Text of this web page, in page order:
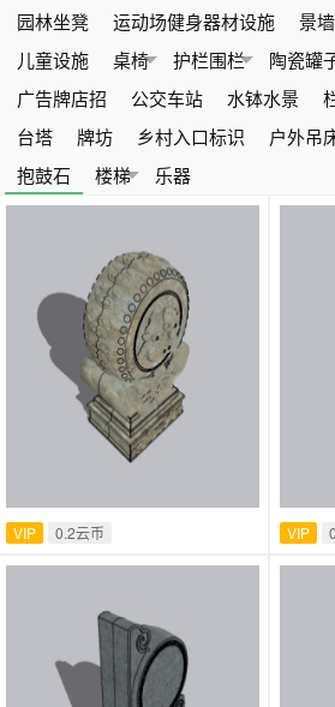
园林坐凳
运动场健身器材设施 景墙
儿童设施
桌椅 护栏围栏 陶瓷罐
广告牌店招
公交车站 水钵水景
台塔
牌坊 乡村入口标识 户外吊
抱鼓石
楼梯 乐器
VIP 0.2云币 VIP